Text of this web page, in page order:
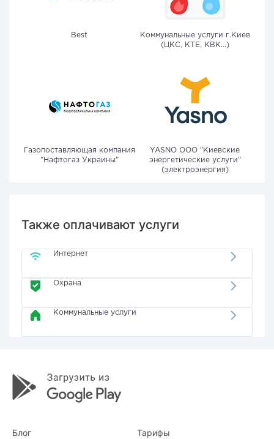
Best
Коммунальные услуги г.Киев
(ЦКС, КТЕ, КВК...)
Газопоставляющая компания
"Нафтогаз Украины"
YASNO OOO "Киевские
энергетические услуги"
(электроэнергия)
Также оплачивают услуги
Интернет
Охрана
Коммунальные услуги
Блог Тарифы